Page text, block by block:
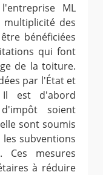
ML
multiplicité des
bénéficiées
qui font
de la toiture.
par l'État et
Il est d'abord
soient
sont soumis
subventions
Ces mesures
à réduire